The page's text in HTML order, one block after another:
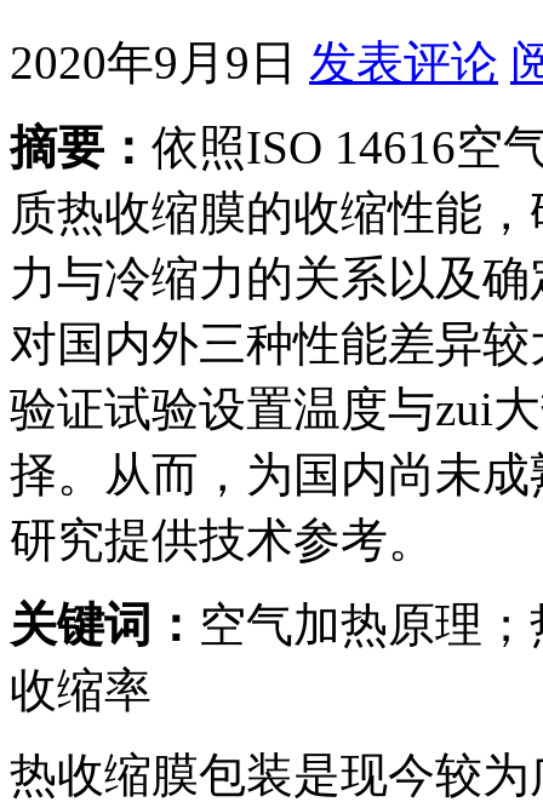
2020年9月9日 发表评论
摘要： 依照ISO 14616空
质热收缩膜的收缩性能
力与冷缩力的关系以及
对国内外三种性能差异
验证试验设置温度与zui
择。从而，为国内尚未
研究提供技术参考。
关键词： 空气加热原理
收缩率
热收缩膜包装是现今较